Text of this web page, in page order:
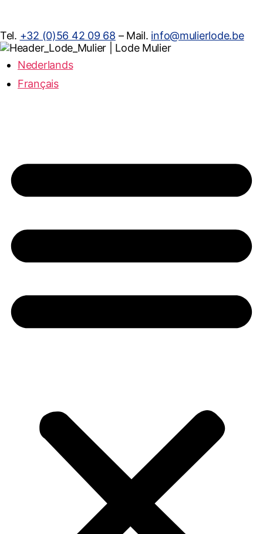
Tel. +32 (0)56 42 09 68 – Mail. info@mulierlode.be
Nederlands
Français